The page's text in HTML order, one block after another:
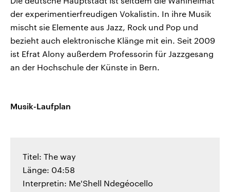
der experimentierfreudigen Vokalistin. In ihre Musik
mischt sie Elemente aus Jazz, Rock und Pop und
bezieht auch elektronische Klänge mit ein. Seit 2009
ist Efrat Alony außerdem Professorin für Jazzgesang
an der Hochschule der Künste in Bern.
Musik-Laufplan
Titel: The way
Länge: 04:58
Interpretin: Me'Shell Ndegéocello